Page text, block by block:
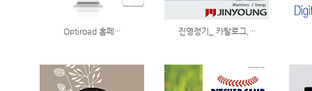
Optiroad 홈페··· 진영정기_ 카탈로그,···